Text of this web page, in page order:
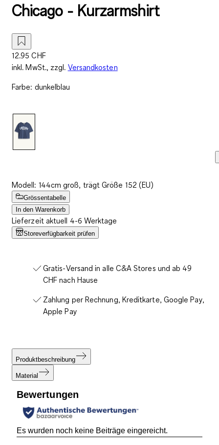
Chicago - Kurzarmshirt
12.95 CHF
inkl. MwSt., zzgl. Versandkosten
Farbe: dunkelblau
Modell: 144cm groß, trägt Größe 152 (EU)
Grössentabelle
In den Warenkorb
Lieferzeit aktuell 4-6 Werktage
Storeverfügbarkeit prüfen
Gratis-Versand in alle C&A Stores und ab 49
CHF nach Hause
Zahlung per Rechnung, Kreditkarte, Google Pay,
Apple Pay
Produktbeschreibung
Material
Bewertungen
Es wurden noch keine Beiträge eingereicht.